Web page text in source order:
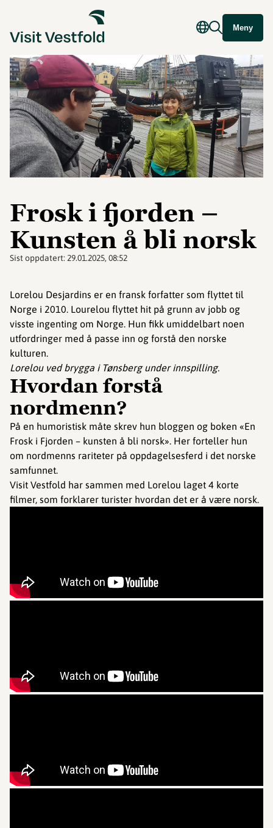
Meny
Frosk i fjorden –
Kunsten å bli norsk
Sist oppdatert: 29.01.2025, 08:52
Lorelou Desjardins er en fransk forfatter som flyttet til
Norge i 2010. Lourelou flyttet hit på grunn av jobb og
visste ingenting om Norge. Hun fikk umiddelbart noen
utfordringer med å passe inn og forstå den norske
kulturen.
Lorelou ved brygga i Tønsberg under innspilling.
Hvordan forstå
nordmenn?
På en humoristisk måte skrev hun bloggen og boken «En
Frosk i Fjorden – kunsten å bli norsk». Her forteller hun
om nordmenns rariteter på oppdagelsesferd i det norske
samfunnet.
Visit Vestfold har sammen med Lorelou laget 4 korte
filmer, som forklarer turister hvordan det er å være norsk.